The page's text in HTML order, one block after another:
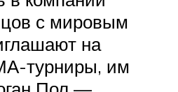
с мировым
на
турниры, им